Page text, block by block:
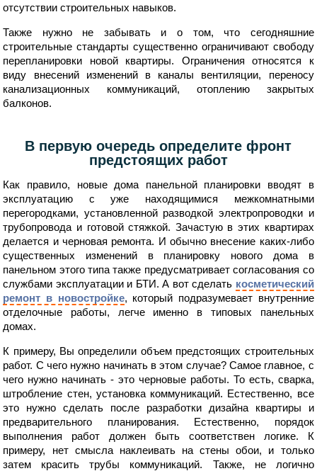
отсутствии строительных навыков.
Также нужно не забывать и о том, что сегодняшние
строительные стандарты существенно ограничивают свободу
перепланировки новой квартиры. Ограничения относятся к
виду внесений изменений в каналы вентиляции, переносу
канализационных коммуникаций, отоплению закрытых
балконов.
В первую очередь определите фронт
предстоящих работ
Как правило, новые дома панельной планировки вводят в
эксплуатацию с уже находящимися межкомнатными
перегородками, установленной разводкой электропроводки и
трубопровода и готовой стяжкой. Зачастую в этих квартирах
делается и черновая ремонта. И обычно внесение каких-либо
существенных изменений в планировку нового дома в
панельном этого типа также предусматривает согласования со
службами эксплуатации и БТИ. А вот сделать косметический
ремонт в новостройке, который подразумевает внутренние
отделочные работы, легче именно в типовых панельных
домах.
К примеру, Вы определили объем предстоящих строительных
работ. С чего нужно начинать в этом случае? Самое главное, с
чего нужно начинать - это черновые работы. То есть, сварка,
штробление стен, установка коммуникаций. Естественно, все
это нужно сделать после разработки дизайна квартиры и
предварительного планирования. Естественно, порядок
выполнения работ должен быть соответствен логике. К
примеру, нет смысла наклеивать на стены обои, и только
затем красить трубы коммуникаций. Также, не логично